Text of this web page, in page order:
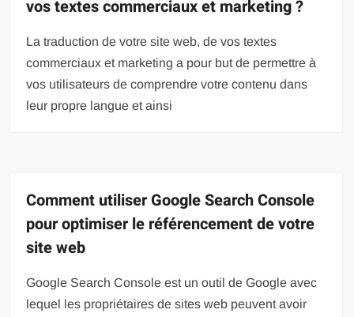
vos textes commerciaux et marketing ?
La traduction de votre site web, de vos textes
commerciaux et marketing a pour but de permettre à
vos utilisateurs de comprendre votre contenu dans
leur propre langue et ainsi
Comment utiliser Google Search Console
pour optimiser le référencement de votre
site web
Google Search Console est un outil de Google avec
lequel les propriétaires de sites web peuvent avoir